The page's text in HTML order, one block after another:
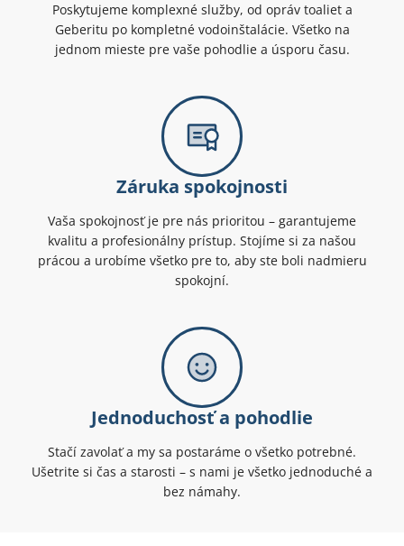
Poskytujeme komplexné služby, od opráv toaliet a
Geberitu po kompletné vodoinštalácie. Všetko na
jednom mieste pre vaše pohodlie a úsporu času.
Záruka spokojnosti
Vaša spokojnosť je pre nás prioritou – garantujeme
kvalitu a profesionálny prístup. Stojíme si za našou
prácou a urobíme všetko pre to, aby ste boli nadmieru
spokojní.
Jednoduchosť a pohodlie
Stačí zavolať a my sa postaráme o všetko potrebné.
Ušetrite si čas a starosti – s nami je všetko jednoduché a
bez námahy.